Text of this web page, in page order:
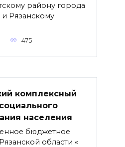
району города
и Рязанскому
475
комплексный
населения
бюджетное
области «